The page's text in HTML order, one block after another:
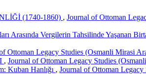
(1740-1860) , Journal of Ottoman
Arasında Vergilerin Tahsilinde Yaşanan
Ottoman Legacy Studies (Osmanli Mirasi
, Journal of Ottoman Legacy Studies
Kuban Hanlığı , Journal of Ottoman